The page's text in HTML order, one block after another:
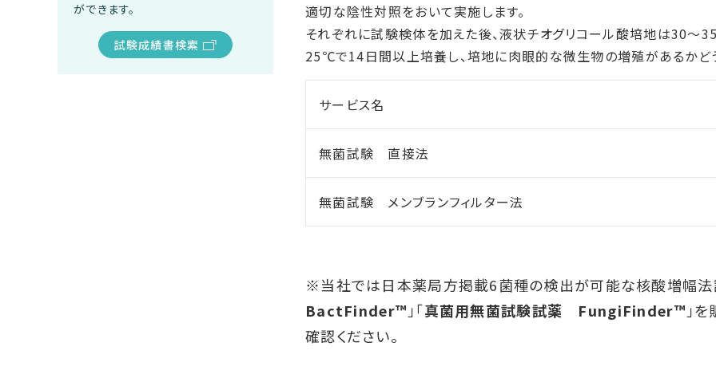
適切な陰性対照をおいて実施します。
それぞれに試験検体を加えた後、液状チオグリコール酸培地は30～
25℃で14日間以上培養し、培地に肉眼的な微生物の増殖があるかど
サービス名
無菌試験 直接法
無菌試験 メンブランフィルター法
※当社では日本薬局方掲載6菌種の検出が可能な核酸増幅法
BactFinder™ 」「真菌用無菌試験試薬 FungiFinder™ 」
確認ください。
ができます。
試験成績書検索